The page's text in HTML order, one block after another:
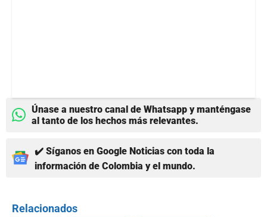
Únase a nuestro canal de Whatsapp y manténgase
al tanto de los hechos más relevantes.
✔️ Síganos en Google Noticias con toda la
información de Colombia y el mundo.
Relacionados